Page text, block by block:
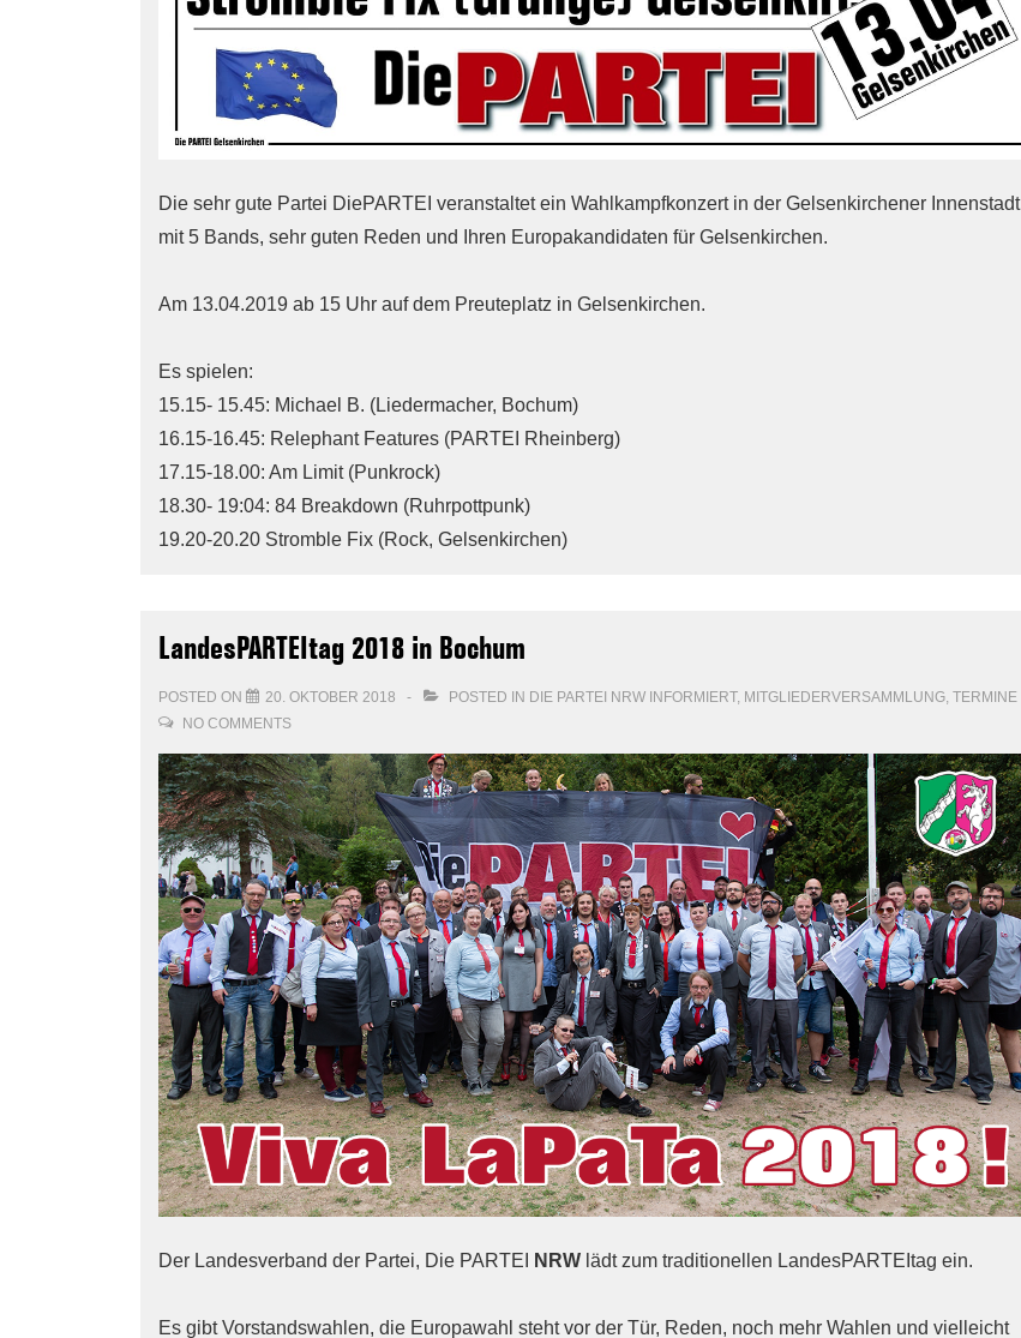
Die sehr gute Partei DiePARTEI veranstaltet ein Wahlkampfkonzert in der Gelsenkirchener Innenstadt
mit 5 Bands, sehr guten Reden und Ihren Europakandidaten für Gelsenkirchen.
Am 13.04.2019 ab 15 Uhr auf dem Preuteplatz in Gelsenkirchen.
Es spielen:
15.15- 15.45: Michael B. (Liedermacher, Bochum)
16.15-16.45: Relephant Features (PARTEI Rheinberg)
17.15-18.00: Am Limit (Punkrock)
18.30- 19:04: 84 Breakdown (Ruhrpottpunk)
19.20-20.20 Stromble Fix (Rock, Gelsenkirchen)
LandesPARTEItag 2018 in Bochum
POSTED ON 20. OKTOBER 2018 POSTED IN DIE PARTEI NRW INFORMIERT, MITGLIEDERVERSAMMLUNG, TERMINE
NO COMMENTS
Der Landesverband der Partei, Die PARTEI NRW lädt zum traditionellen LandesPARTEItag ein.
Es gibt Vorstandswahlen, die Europawahl steht vor der Tür, Reden, noch mehr Wahlen und vielleicht